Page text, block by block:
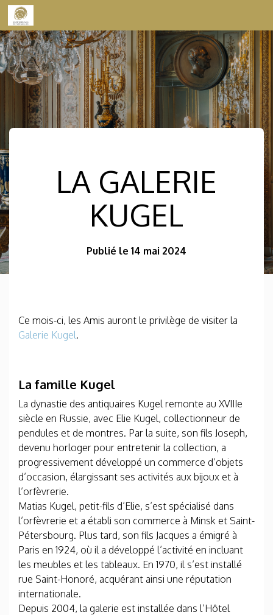
Skip to content
LA GALERIE
KUGEL
Publié le 14 mai 2024
Ce mois-ci, les Amis auront le privilège de visiter la
Galerie Kugel.
La famille Kugel
La dynastie des antiquaires Kugel remonte au XVIIIe
siècle en Russie, avec Elie Kugel, collectionneur de
pendules et de montres. Par la suite, son fils Joseph,
devenu horloger pour entretenir la collection, a
progressivement développé un commerce d’objets
d’occasion, élargissant ses activités aux bijoux et à
l’orfèvrerie.
Matias Kugel, petit-fils d’Elie, s’est spécialisé dans
l’orfèvrerie et a établi son commerce à Minsk et Saint-
Pétersbourg. Plus tard, son fils Jacques a émigré à
Paris en 1924, où il a développé l’activité en incluant
les meubles et les tableaux. En 1970, il s’est installé
rue Saint-Honoré, acquérant ainsi une réputation
internationale.
Depuis 2004, la galerie est installée dans l’Hôtel